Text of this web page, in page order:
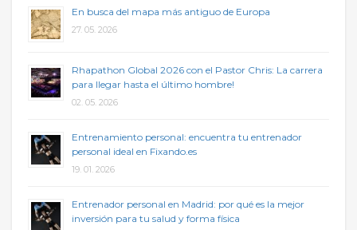
En busca del mapa más antiguo de Europa
27. 05. 2026
Rhapathon Global 2026 con el Pastor Chris: La carrera
para llegar hasta el último hombre!
02. 05. 2026
Entrenamiento personal: encuentra tu entrenador
personal ideal en Fixando.es
19. 01. 2026
Entrenador personal en Madrid: por qué es la mejor
inversión para tu salud y forma física